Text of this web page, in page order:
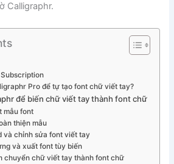
Calligraphr.
Pro để tự tạo font chữ viết tay?
để biến chữ viết tay thành font chữ
mẫu font
thiện mẫu
và chỉnh sửa font viết tay
và xuất font tùy biến
chuyển chữ viết tay thành font chữ